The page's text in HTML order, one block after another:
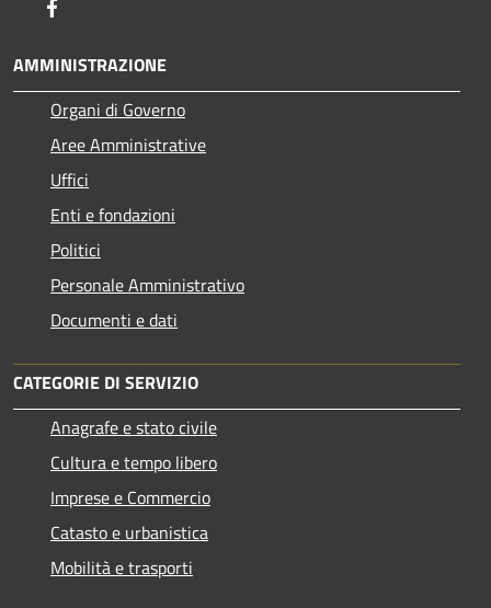
AMMINISTRAZIONE
Organi di Governo
Aree Amministrative
Uffici
Enti e fondazioni
Politici
Personale Amministrativo
Documenti e dati
CATEGORIE DI SERVIZIO
Anagrafe e stato civile
Cultura e tempo libero
Imprese e Commercio
Catasto e urbanistica
Mobilità e trasporti